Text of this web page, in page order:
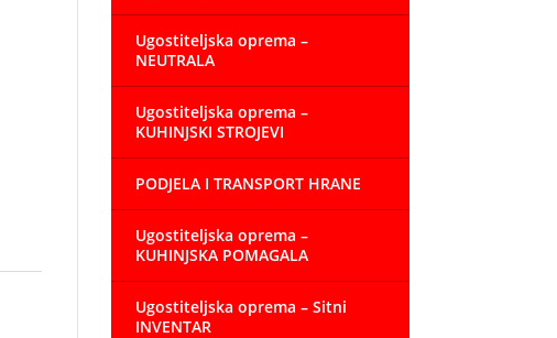
Ugostiteljska oprema –
NEUTRALA
Ugostiteljska oprema –
KUHINJSKI STROJEVI
PODJELA I TRANSPORT HRANE
Ugostiteljska oprema –
KUHINJSKA POMAGALA
Ugostiteljska oprema – Sitni
INVENTAR